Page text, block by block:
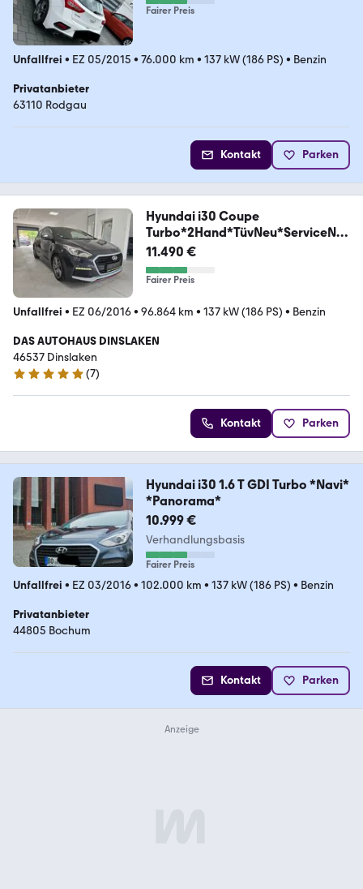
Fairer Preis
Unfallfrei • EZ 05/2015 • 76.000 km • 137 kW (186 PS) • Benzin
Privatanbieter
63110 Rodgau
Kontakt Parken
Hyundai i30 Coupe
Turbo*2Hand*TüvNeu*ServiceNe
u*R-Kamera
11.490 €
Fairer Preis
Unfallfrei • EZ 06/2016• 96.864 km • 137 kW (186 PS) • Benzin
DAS AUTOHAUS DINSLAKEN
46537 Dinslaken
4.8 Sterne
(7)
Kontakt Parken
Hyundai i30 1.6 T GDI Turbo *Navi*
*Panorama*
10.999 €
Verhandlungsbasis
Fairer Preis
Unfallfrei • EZ 03/2016• 102.000 km • 137 kW (186 PS) • Benzin
Privatanbieter
44805 Bochum
Kontakt Parken